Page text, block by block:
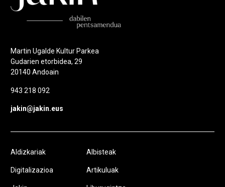
Martin Ugalde Kultur Parkea
Gudarien etorbidea, 29
20140 Andoain
943 218 092
jakin@jakin.eus
Aldizkariak
Digitalizazioa
Albisteak
Artikuluak